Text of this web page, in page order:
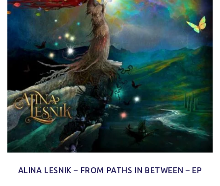
ALINA LESNIK – FROM PATHS IN BETWEEN – EP